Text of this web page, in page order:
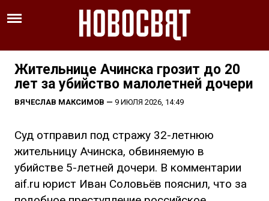
Жительнице Ачинска грозит до 20
лет за убийство малолетней дочери
ВЯЧЕСЛАВ МАКСИМОВ — 9 ИЮЛЯ 2026, 14:49
Суд отправил под стражу 32-летнюю
жительницу Ачинска, обвиняемую в
убийстве 5-летней дочери. В комментарии
aif.ru юрист Иван Соловьёв пояснил, что за